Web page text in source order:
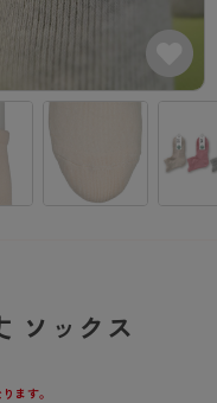
クス
ス
クス
ソックス
ます。